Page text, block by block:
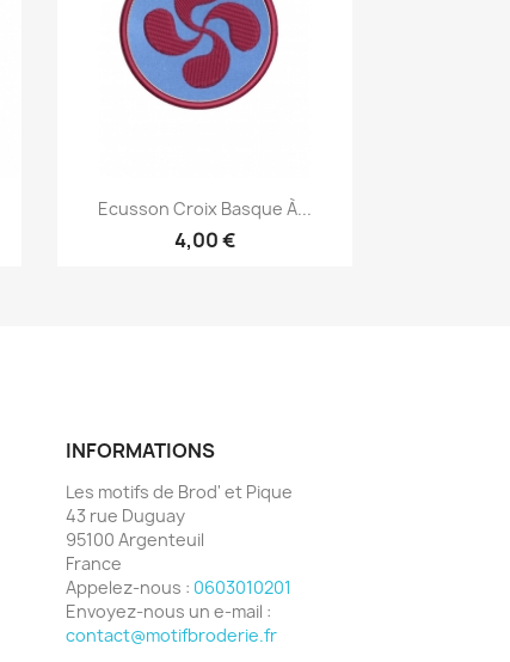
Aperçu rapide
Ecusson Croix Basque À...
4,00 €
INFORMATIONS
Les motifs de Brod' et Pique
43 rue Duguay
95100 Argenteuil
France
Appelez-nous : 0603010201
Envoyez-nous un e-mail :
contact@motifbroderie.fr